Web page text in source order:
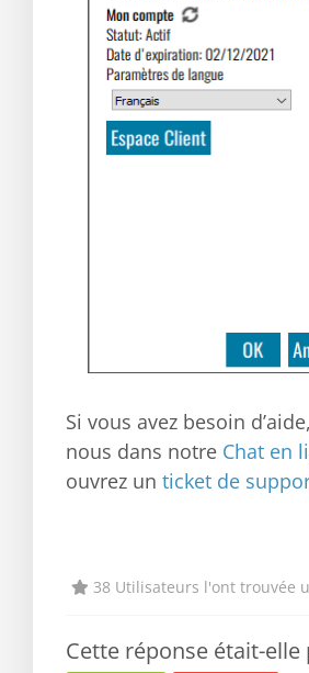
Si vous avez besoin
nous dans notre Chat en
ouvrez un ticket de
38 Utilisateurs l'ont trouvée
Cette réponse était-elle